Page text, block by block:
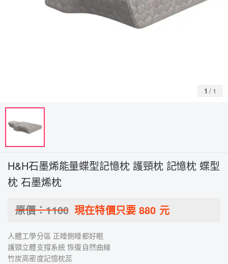
1 / 1
H&H石墨烯能量蝶型記憶枕 護頸枕 記憶枕 蝶型
枕 石墨烯枕
原價：1100 現在特價只要880 元
人體工學分區 正睡側睡都好眠
護頸立體支撐系統 恢復自然曲線
竹炭高密度記憶枕蕊